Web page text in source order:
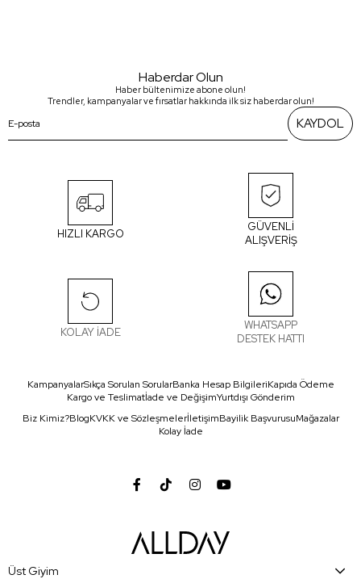
Haberdar Olun
Haber bültenimize abone olun!
Trendler, kampanyalar ve fırsatlar hakkında ilk siz haberdar olun!
KAYDOL
HIZLI KARGO
GÜVENLİ
ALIŞVERİŞ
KOLAY İADE
WHATSAPP
DESTEK HATTI
KampanyalarSıkça Sorulan SorularBanka Hesap BilgileriKapıda Ödeme
Kargo ve Teslimatİade ve DeğişimYurtdışı Gönderim
Biz Kimiz?BlogKVKK ve SözleşmelerİletişimBayilik BaşvurusuMağazalar
Kolay İade
Üst Giyim